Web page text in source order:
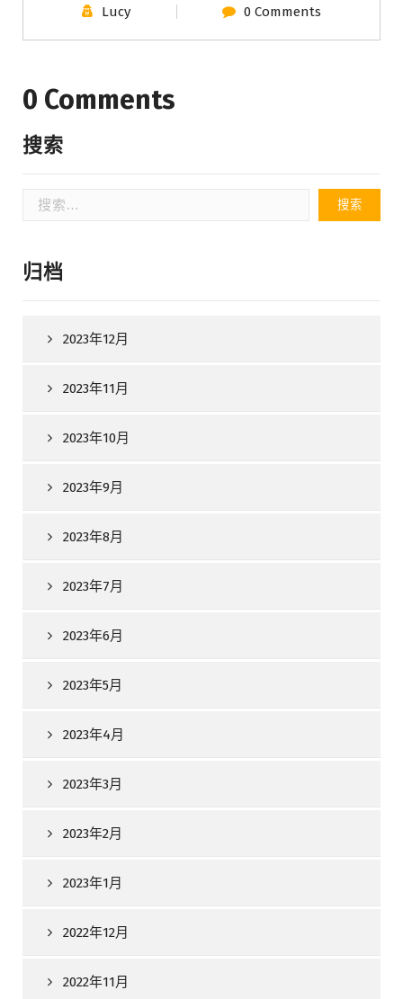
Lucy 0 Comments
0 Comments
搜索
归档
2023年12月
2023年11月
2023年10月
2023年9月
2023年8月
2023年7月
2023年6月
2023年5月
2023年4月
2023年3月
2023年2月
2023年1月
2022年12月
2022年11月